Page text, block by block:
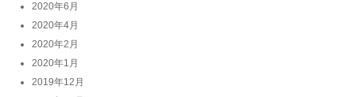
2020年6月
2020年4月
2020年2月
2020年1月
2019年12月